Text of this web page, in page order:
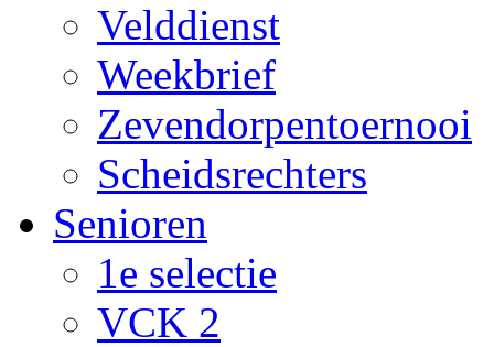
Velddienst
Weekbrief
Zevendorpentoernooi
Scheidsrechters
Senioren
1e selectie
VCK 2